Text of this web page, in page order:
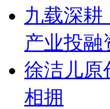
九载深耕
产业投融
徐洁儿原
相拥